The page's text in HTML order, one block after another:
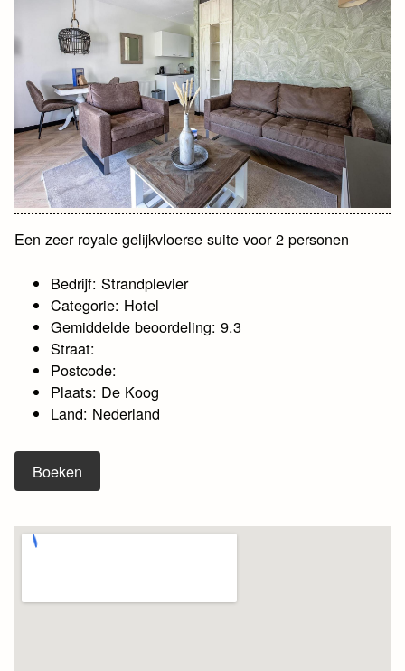
Een zeer royale gelijkvloerse suite voor 2 personen
Bedrijf: Strandplevier
Categorie: Hotel
Gemiddelde beoordeling: 9.3
Straat:
Postcode:
Plaats: De Koog
Land: Nederland
Boeken